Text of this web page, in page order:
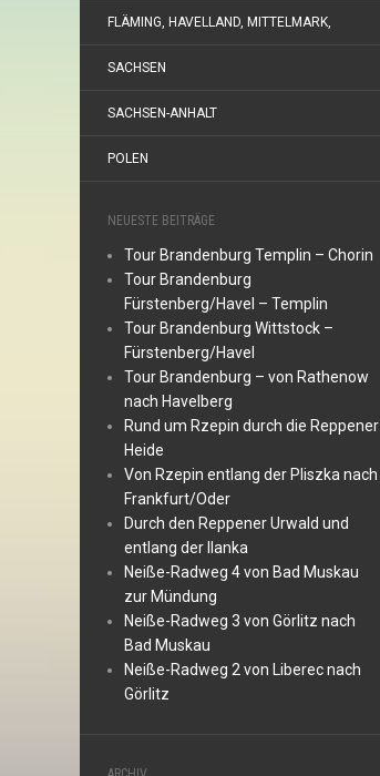
FLÄMING, HAVELLAND, MITTELMARK,
SACHSEN
SACHSEN-ANHALT
POLEN
NEUESTE BEITRÄGE
Tour Brandenburg Templin – Chorin
Tour Brandenburg
Fürstenberg/Havel – Templin
Tour Brandenburg Wittstock –
Fürstenberg/Havel
Tour Brandenburg – von Rathenow
nach Havelberg
Rund um Rzepin durch die Reppener
Heide
Von Rzepin entlang der Pliszka nach
Frankfurt/Oder
Durch den Reppener Urwald und
entlang der Ilanka
Neiße-Radweg 4 von Bad Muskau
zur Mündung
Neiße-Radweg 3 von Görlitz nach
Bad Muskau
Neiße-Radweg 2 von Liberec nach
Görlitz